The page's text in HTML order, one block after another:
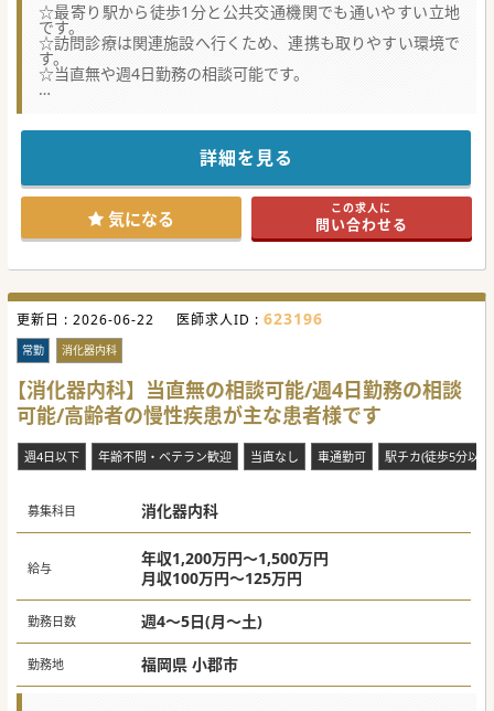
☆最寄り駅から徒歩1分と公共交通機関でも通いやすい立地
です。
☆訪問診療は関連施設へ行くため、連携も取りやすい環境で
す。
☆当直無や週4日勤務の相談可能です。
訪問診療は施設のみで月2回程度のため、日々の業務は比較
駅からのアクセスも抜群ですので、是非お気軽にお問合せ下
さい。
#年度内入職可 #秋入職可
詳細を見る
気になる この求人に
問い合わせる
更新日 : 2026-06-22 医師求人ID : 623196
常勤 消化器内科
【消化器内科】当直無の相談可能/週4日勤務の相談
可能/高齢者の慢性疾患が主な患者様です
週4日以下 年齢不問・ベテラン歓迎 当直なし 車通勤可 駅チカ(徒歩5分以内)
募集科目 消化器内科
給与
年収1,200万円～1,500万円
月収100万円～125万円
勤務日数 週4～5日(月～土)
勤務地 福岡県 小郡市